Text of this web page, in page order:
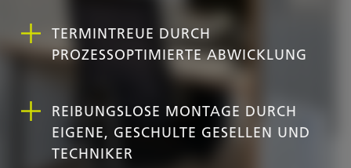
TERMINTREUE DURCH
PROZESSOPTIMIERTEABWICKLUNG
REIBUNGSLOSE MONTAGE DURCH
EIGENE, GESCHULTE GESELLEN UND
TECHNIKER